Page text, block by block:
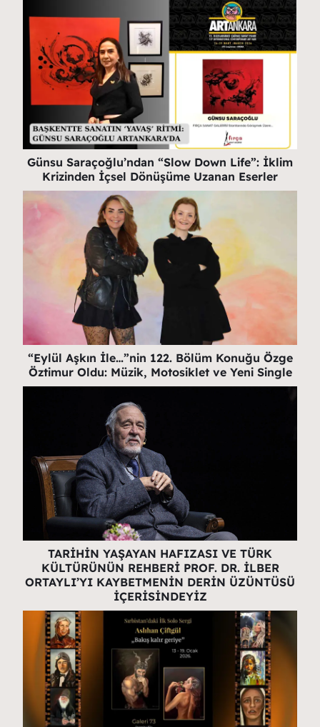
Günsu Saraçoğlu’ndan “Slow Down Life”: İklim
Krizinden İçsel Dönüşüme Uzanan Eserler
“Eylül Aşkın İle…”nin 122. Bölüm Konuğu Özge
Öztimur Oldu: Müzik, Motosiklet ve Yeni Single
TARİHİN YAŞAYAN HAFIZASI VE TÜRK
KÜLTÜRÜNÜN REHBERİ PROF. DR. İLBER
ORTAYLI’YI KAYBETMENİN DERİN ÜZÜNTÜSÜ
İÇERİSİNDEYİZ